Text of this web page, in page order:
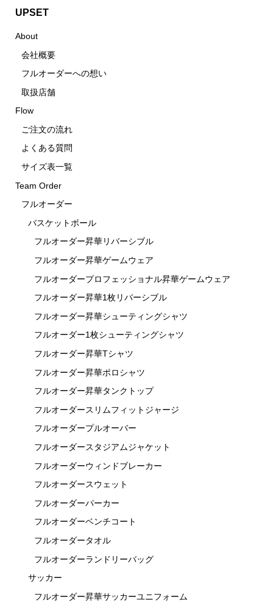
UPSET
About
会社概要
フルオーダーへの想い
取扱店舗
Flow
ご注文の流れ
よくある質問
サイズ表一覧
Team Order
フルオーダー
バスケットボール
フルオーダー昇華リバーシブル
フルオーダー昇華ゲームウェア
フルオーダープロフェッショナル昇華ゲームウェア
フルオーダー昇華1枚リバーシブル
フルオーダー昇華シューティングシャツ
フルオーダー1枚シューティングシャツ
フルオーダー昇華Tシャツ
フルオーダー昇華ポロシャツ
フルオーダー昇華タンクトップ
フルオーダースリムフィットジャージ
フルオーダープルオーバー
フルオーダースタジアムジャケット
フルオーダーウィンドブレーカー
フルオーダースウェット
フルオーダーパーカー
フルオーダーベンチコート
フルオーダータオル
フルオーダーランドリーバッグ
サッカー
フルオーダー昇華サッカーユニフォーム